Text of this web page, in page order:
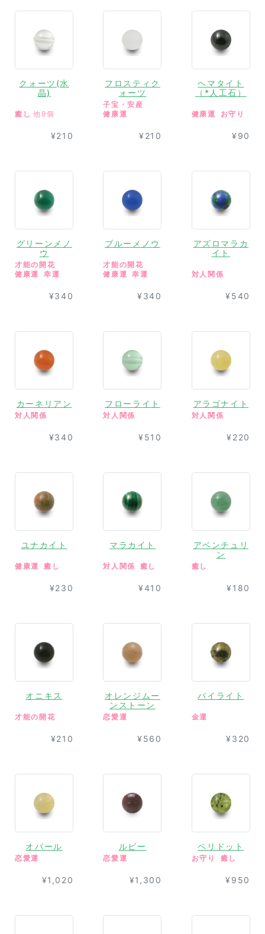
クォーツ(水
晶)
癒し 他9個
¥210
フロスティク
ォーツ
子宝・安産
健康運
¥210
ヘマタイト
（*人工石）
健康運 お守り
¥90
グリーンメノ
ウ
才能の開花
健康運
幸運
¥340
ブルーメノウ
才能の開花
健康運
幸運
¥340
アズロマラカ
イト
対人関係
¥540
カーネリアン
対人関係
¥340
フローライト
対人関係
¥510
アラゴナイト
対人関係
¥220
ユナカイト
健康運 癒し
¥230
マラカイト
対人関係 癒し
¥410
アベンチュリ
ン
癒し
¥180
オニキス
才能の開花
¥210
オレンジムー
ンストーン
恋愛運
¥560
パイライト
金運
¥320
オパール
恋愛運
¥1,020
ルビー
恋愛運
¥1,300
ペリドット
お守り 癒し
¥950